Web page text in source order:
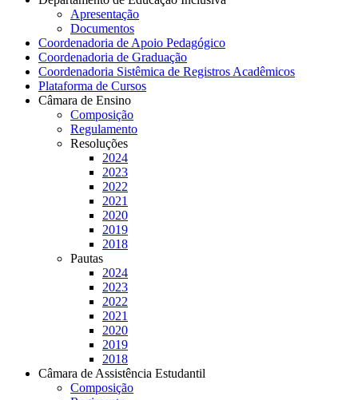
Apresentação
Documentos
Coordenadoria de Apoio Pedagógico
Coordenadoria de Graduação
Coordenadoria Sistêmica de Registros Acadêmicos
Plataforma de Cursos
Câmara de Ensino
Composição
Regulamento
Resoluções
2024
2023
2022
2021
2020
2019
2018
Pautas
2024
2023
2022
2021
2020
2019
2018
Câmara de Assistência Estudantil
Composição